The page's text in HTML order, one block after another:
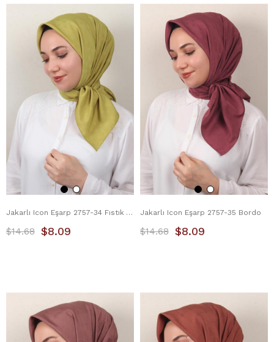
Jakarlı Icon Eşarp 2757-34 Fıstık Yeşili
$8.09
$14.68
Jakarlı Icon Eşarp 2757-35 Bordo
$8.09
$14.68